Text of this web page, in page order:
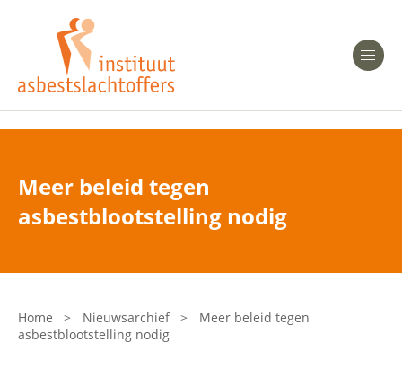
Heeft u Mesothelioom?
Heeft u Asbestose?
Bent u arts?
Asbest en Gezondheid
Laatste nieuws
Onze organisatie
Meer beleid tegen
asbestblootstelling nodig
Home > Nieuwsarchief >
Meer beleid tegen
asbestblootstelling nodig